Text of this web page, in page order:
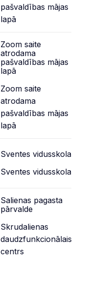
pašvaldības mājas
lapā
Zoom saite
atrodama
pašvaldības mājas
lapā
Zoom saite
atrodama
pašvaldības mājas
lapā
Sventes vidusskola
Sventes vidusskola
Salienas pagasta
pārvalde
Skrudalienas
daudzfunkcionālais
centrs